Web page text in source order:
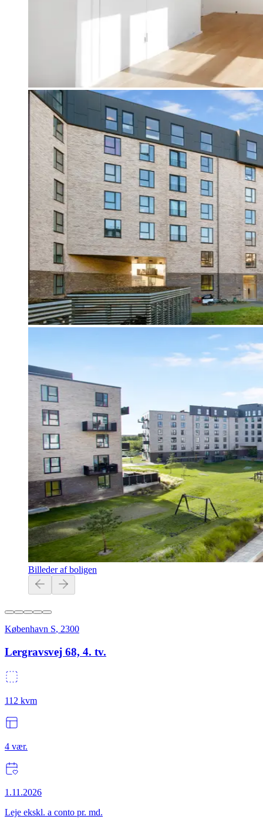
Billeder af boligen
København S, 2300
Lergravsvej 68, 4. tv.
112 kvm
4 vær.
1.11.2026
Leje ekskl. a conto pr. md.